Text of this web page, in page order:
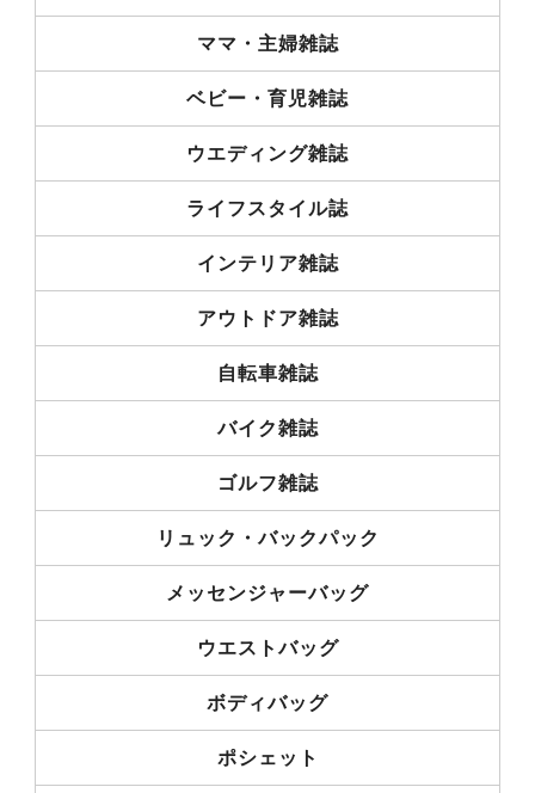
ママ・主婦雑誌
ベビー・育児雑誌
ウエディング雑誌
ライフスタイル誌
インテリア雑誌
アウトドア雑誌
自転車雑誌
バイク雑誌
ゴルフ雑誌
リュック・バックパック
メッセンジャーバッグ
ウエストバッグ
ボディバッグ
ポシェット